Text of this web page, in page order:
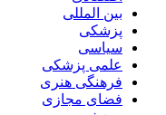
بین المللی
پزشکی
سیاسی
علمی پزشکی
فرهنگی هنری
فضای مجازی